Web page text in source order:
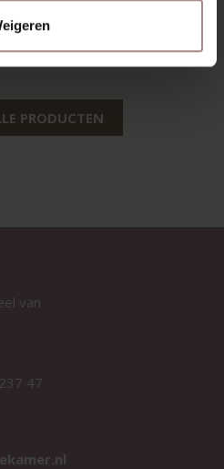
PRODUCTEN
van
47